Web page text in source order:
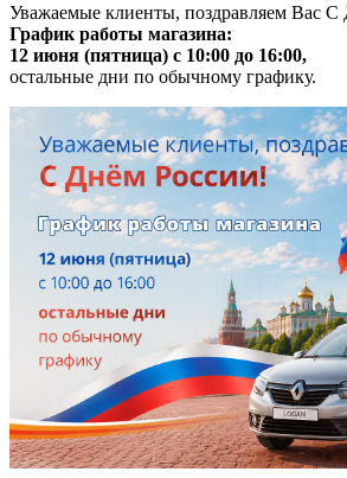
Уважаемые клиенты, поздравляем Вас С
График работы магазина:
12 июня (пятница) с 10:00 до 16:00,
остальные дни по обычному графику.